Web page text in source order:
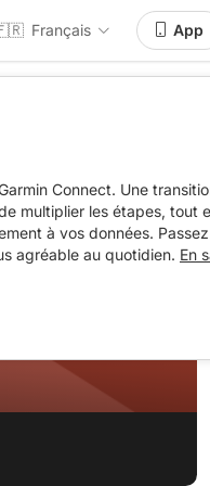
Français App
Connect. Une
multiplier les étapes, tout
à vos données.
agréable au quotidien. En